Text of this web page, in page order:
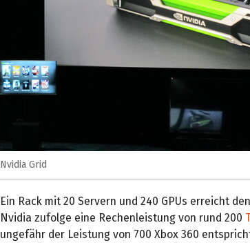
Nvidia Grid
Ein Rack mit 20 Servern und 240 GPUs erreicht
Nvidia zufolge eine Rechenleistung von rund 200
ungefähr der Leistung von 700 Xbox 360